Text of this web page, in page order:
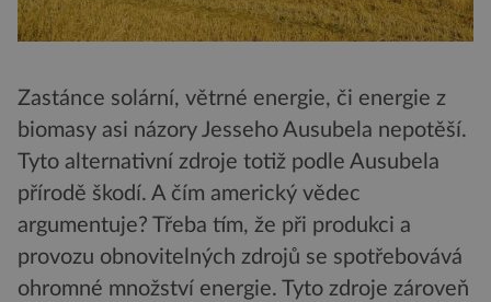
Zastánce solární, větrné energie, či energie z
biomasy asi názory Jesseho Ausubela nepotěší.
Tyto alternativní zdroje totiž podle Ausubela
přírodě škodí. A čím americký vědec
argumentuje? Třeba tím, že při produkci a
provozu obnovitelných zdrojů se spotřebovává
ohromné množství energie. Tyto zdroje zároveň